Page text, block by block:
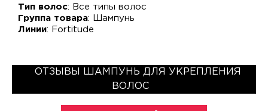
Тип волос: Все типы волос
Группа товара: Шампунь
Линии: Fortitude
ОТЗЫВЫ ШАМПУНЬ ДЛЯ УКРЕПЛЕНИЯ
ВОЛОС